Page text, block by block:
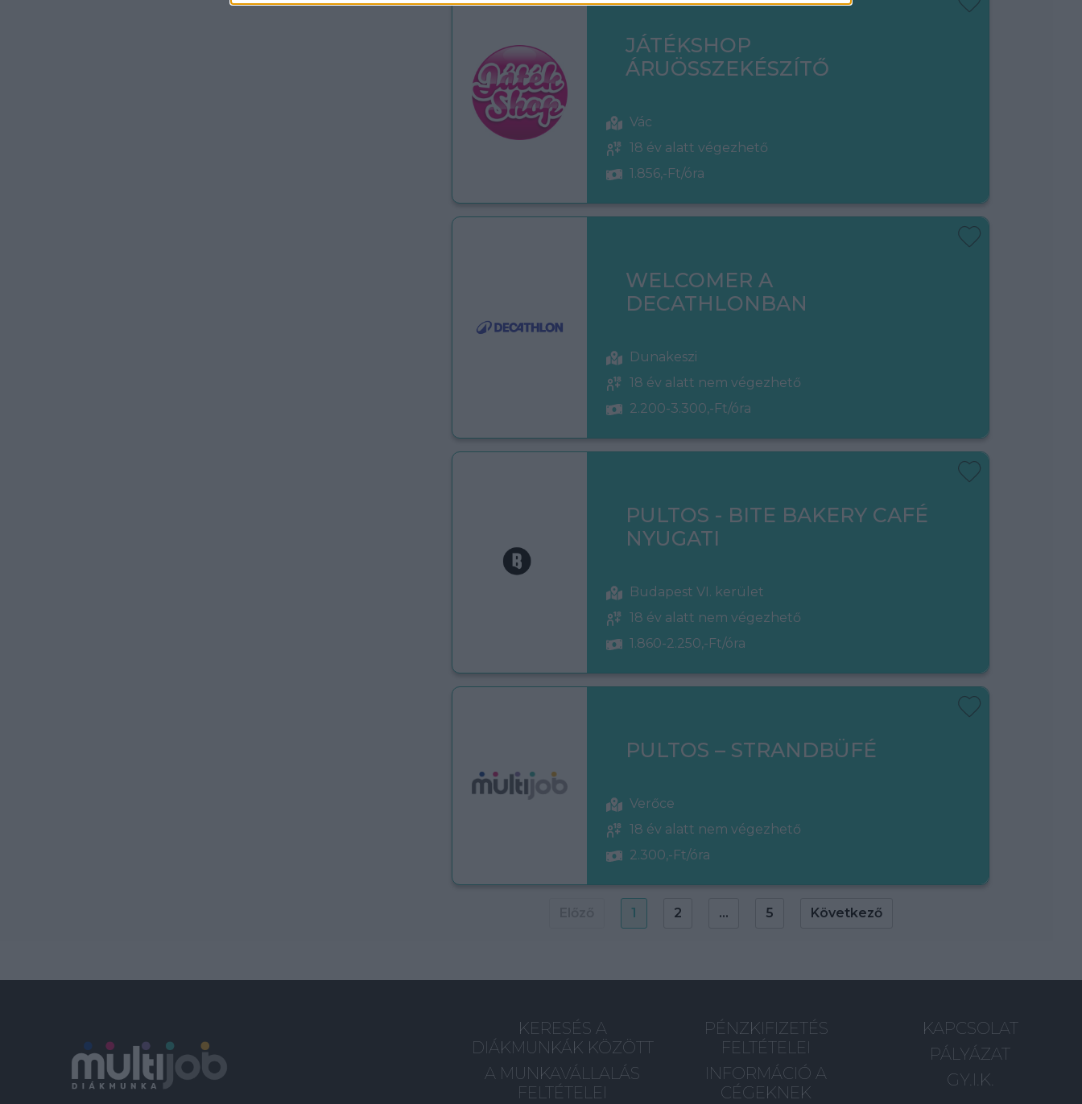
JÁTÉKSHOP
ÁRUÖSSZEKÉSZÍTŐ
Vác
18 év alatt végezhető
1.856,-Ft/óra
WELCOMER A
DECATHLONBAN
Dunakeszi
18 év alatt nem végezhető
2.200-3.300,-Ft/óra
PULTOS - BITE BAKERY CAFÉ
NYUGATI
Budapest VI. kerület
18 év alatt nem végezhető
1.860-2.250,-Ft/óra
PULTOS – STRANDBÜFÉ
Verőce
18 év alatt nem végezhető
2.300,-Ft/óra
1 2 ... 5 Következő
KERESÉS A
DIÁKMUNKÁK KÖZÖTT
A MUNKAVÁLLALÁS
FELTÉTELEI
PÉNZKIFIZETÉS
FELTÉTELEI
INFORMÁCIÓ A
CÉGEKNEK
KAPCSOLAT
PÁLYÁZAT
GY.I.K.